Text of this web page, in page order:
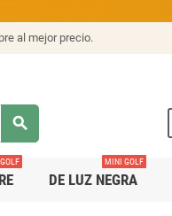
al mejor precio.
search
DE LUZ NEGRA
MINI GOLF